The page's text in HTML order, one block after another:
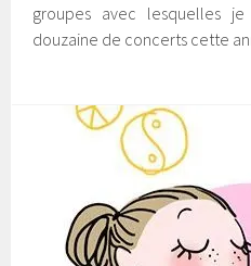
groupes avec lesquelles
douzaine de concerts cette